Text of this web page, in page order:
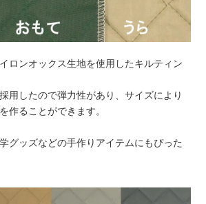
ロンオックス生地を使用したキルティン
用したので弾力性があり、サイズにより
作ることができます。
グッズなどの手作りアイテムにもぴった